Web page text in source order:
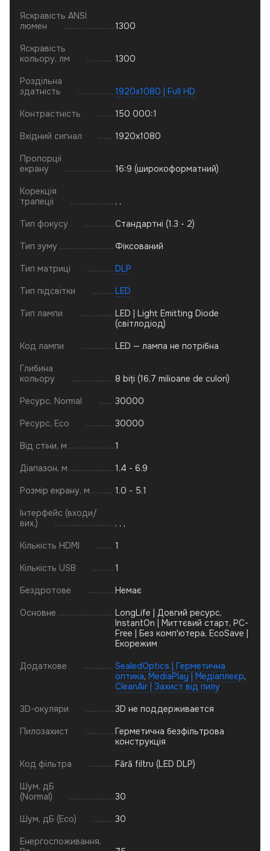
Яскравість ANSI
люмен
1300
Яскравість
кольору, лм
1300
Роздільна
здатність
1920x1080 | Full HD
Контрастність 150 000:1
Вхідний сигнал 1920x1080
Пропорції
екрану
16:9 (широкоформатний)
Корекція
трапеції
, ,
Тип фокусу Стандартні (1.3 - 2)
Тип зуму Фіксований
Тип матриці DLP
Тип підсвітки LED
Тип лампи
LED | Light Emitting Diode
(світлодіод)
Код лампи LED — лампа не потрібна
Глибина
кольору
8 biți (16,7 milioane de culori)
Ресурс, Normal 30000
Ресурс, Eco 30000
Від стіни, м 1
Діапазон, м 1.4 - 6.9
Розмір екрану, м 1.0 - 5.1
Інтерфейс (входи/
вих.)
, , ,
Кількість HDMI 1
Кількість USB 1
Бездротове Немає
Основне
LongLife | Довгий ресурс,
InstantOn | Миттєвий старт, PC-
Free | Без комп'ютера, EcoSave |
Екорежим
Додаткове
SealedOptics | Герметична
оптика, MediaPlay | Медіаплеєр,
CleanAir | Захист від пилу
3D-окуляри 3D не поддерживается
Пилозахист
Герметична безфільтрова
конструкція
Код фільтра Fără filtru (LED DLP)
Шум, дБ
(Normal)
30
Шум, дБ (Eco) 30
Енергоспоживання,